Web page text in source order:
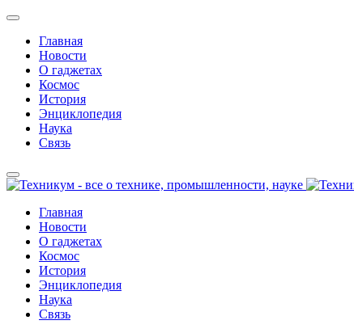
Главная
Новости
О гаджетах
Космос
История
Энциклопедия
Наука
Связь
Главная
Новости
О гаджетах
Космос
История
Энциклопедия
Наука
Связь